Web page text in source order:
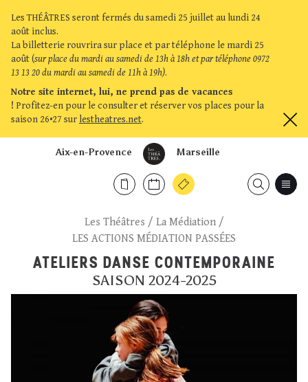
Les THÉÂTRES seront fermés du samedi 25 juillet au lundi 24
août inclus.
La billetterie rouvrira sur place et par téléphone le mardi 25
août (sur place du mardi au samedi de 13h à 18h et par téléphone 0972
13 13 20 du mardi au samedi de 11h à 19h).
Notre site internet, lui, ne prend pas de vacances
! Profitez-en pour le consulter et réserver vos places pour la
saison 26•27 sur lestheatres.net.
Marseille
Aix-en-Provence
Les Théâtres / La Médiation /
LES ACTIONS MÉDIATION PASSÉES
ATELIERS DANSE CONTEMPORAINE
SAISON 2024-2025